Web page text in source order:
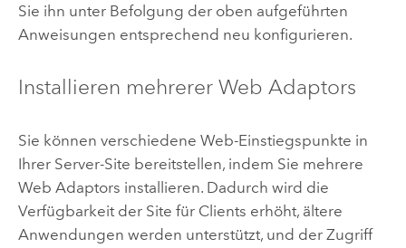
Sie ihn unter Befolgung der oben aufgeführten
Anweisungen entsprechend neu konfigurieren.
Installieren mehrerer Web Adaptors
Sie können verschiedene Web-Einstiegspunkte in
Ihrer Server-Site bereitstellen, indem Sie mehrere
Web Adaptors installieren. Dadurch wird die
Verfügbarkeit der Site für Clients erhöht, ältere
Anwendungen werden unterstützt, und der Zugriff